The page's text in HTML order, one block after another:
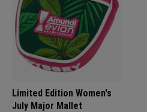
Limited Edition Women's
July Major Mallet